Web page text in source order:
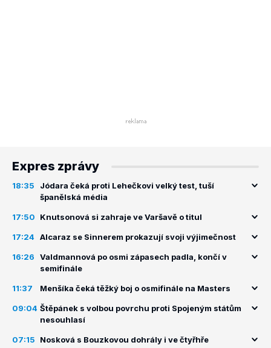
Expres zprávy
18:35
Jódara čeká proti Lehečkovi velký test, tuší
španělská média
17:50 Knutsonová si zahraje ve Varšavě o titul
17:24 Alcaraz se Sinnerem prokazují svoji výjimečnost
16:26
Valdmannová po osmi zápasech padla, končí v
semifinále
11:37 Menšíka čeká těžký boj o osmifinále na Masters
09:04 Štěpánek s volbou povrchu proti Spojeným státům
nesouhlasí
07:15 Nosková s Bouzkovou dohrály i ve čtyřhře